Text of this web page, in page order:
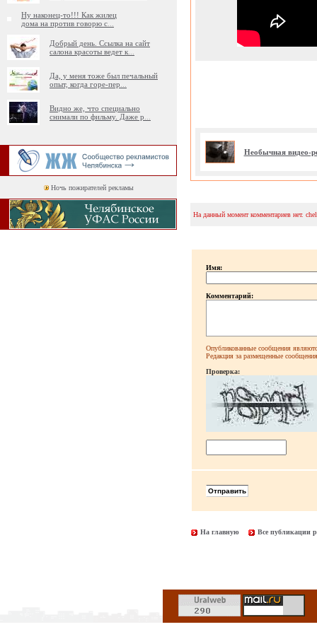
Ну наконец-то!!! Как жилец
дома на против говорю с
Добрый день. Ссылка на сайт
салона красоты ведет к
Да, у меня тоже был печальный
опыт, когда горе-пер
Видно же, что специально
снимали по фильму. Даже р
Ночь пожирателей рекламы
Необычная видео-
На данный момент комментариев нет.
Имя:
Комментарий:
Опубликованные сообщения
Редакция за размещенные сообщения
Проверка:
На главную Все публикации